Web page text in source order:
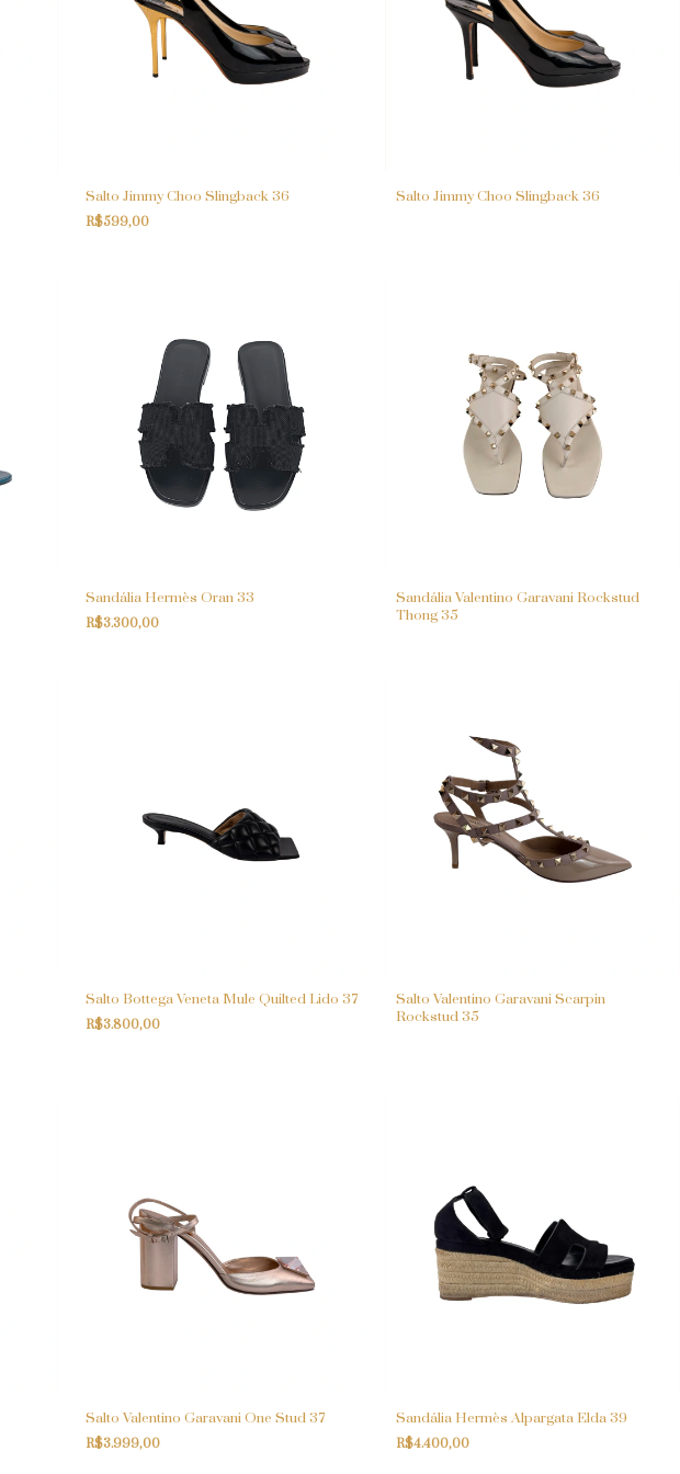
Salto Jimmy Choo Slingback 36
R$599,00
Salto Jimmy Choo Slingback 36
Sandália Hermès Oran 33
R$3.300,00
Sandália Valentino Garavani Rockstud
Thong 35
Salto Bottega Veneta Mule Quilted Lido 37
R$3.800,00
Salto Valentino Garavani Scarpin
Rockstud 35
Salto Valentino Garavani One Stud 37
R$3.999,00
Sandália Hermès Alpargata Elda 39
R$4.400,00